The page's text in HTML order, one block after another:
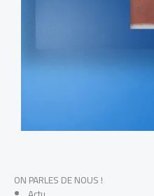
ON PARLES DE NOUS !